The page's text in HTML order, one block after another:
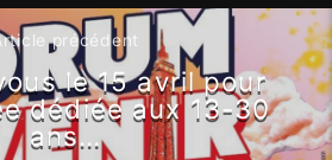
précédent
le 15 avril pour
dédiée aux 13-30
ans…